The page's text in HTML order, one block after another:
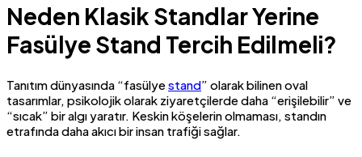
Neden Klasik Standlar Yerine
Fasülye Stand Tercih Edilmeli?
Tanıtım dünyasında “fasülyestand” olarak bilinen oval
tasarımlar, psikolojik olarak ziyaretçilerde daha “erişilebilir” ve
“sıcak” bir algı yaratır. Keskin köşelerin olmaması, standın
etrafında daha akıcı bir insan trafiği sağlar.